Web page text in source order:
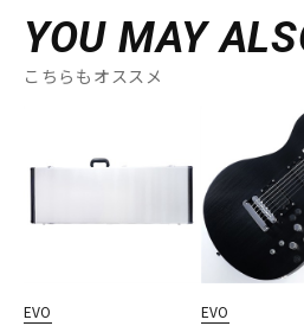
YOU MAY
こちらもオススメ
EVO EVO